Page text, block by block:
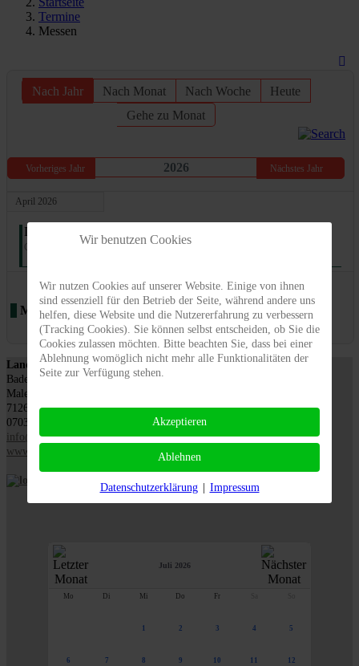
Termine
Messen
Nach Jahr Nach Monat Nach Woche
Heute
Gehe zu Monat
Vorheriges Jahr 2026 Nächstes Jahr
April 2026
Donnerstag, 09. April 2026 - Sonntag, 12. April 2026
Gartenmesse Stuttgart
Limite der Paginierungsliste
Anzeige #
Messen
Alle Kategorien ...
Landesverband für Obstbau, Garten und Landschaft
Baden-Württemberg e.V., LOGL
Malersbuckel 11
71263 Weil der Stadt
07033 / 69 23 902
info@logl-bw.de
www.logl-bw.de
Juli 2026
Mo Di Mi Do Fr
1 2 3 4 5
6 7 8 9 10 11 12
Wir benutzen Cookies
Wir nutzen Cookies auf unserer Website. Einige von ihnen
sind essenziell für den Betrieb der Seite, während andere uns
helfen, diese Website und die Nutzererfahrung zu verbessern
(Tracking Cookies). Sie können selbst entscheiden, ob Sie die
Cookies zulassen möchten. Bitte beachten Sie, dass bei einer
Ablehnung womöglich nicht mehr alle Funktionalitäten der
Seite zur Verfügung stehen.
Akzeptieren
Ablehnen
Datenschutzerklärung | Impressum